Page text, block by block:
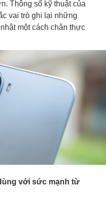
Thông số kỹ thuật của
vai trò ghi lại những
một cách chân thực
với sức mạnh từ